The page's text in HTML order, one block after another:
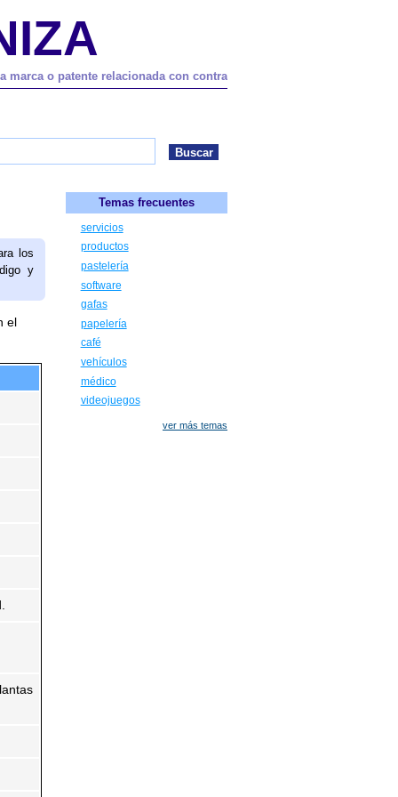
o patente relacionada con contra
los
y
el
Temas frecuentes
servicios
productos
pastelería
software
gafas
papelería
café
vehículos
médico
videojuegos
ver más temas